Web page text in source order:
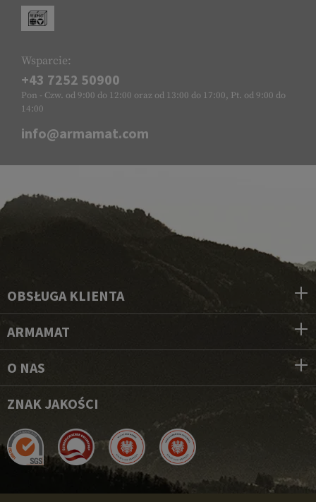
Wsparcie:
+43 7252 50900
Pon - Czw. od 9:00 do 12:00 oraz od 13:00 do 17:00, Pt. od 9:00 do
14:00
info@armamat.com
OBSŁUGA KLIENTA
ARMAMAT
O NAS
ZNAK JAKOŚCI